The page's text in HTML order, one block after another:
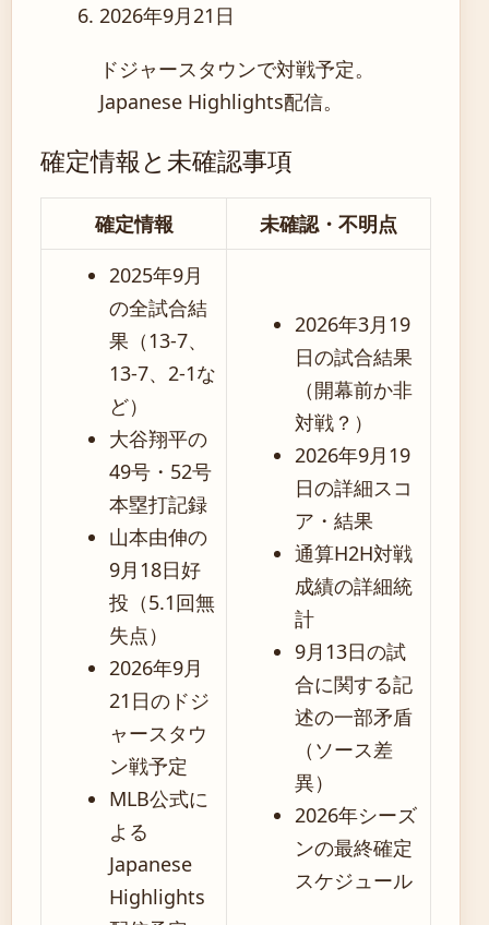
2026年9月21日
ドジャースタウンで対戦予定。
Japanese Highlights配信。
確定情報と未確認事項
確定情報
未確認・不明点
2025年9月
の全試合結
果（13-7、
13-7、2-1な
ど）
大谷翔平の
49号・52号
本塁打記録
山本由伸の
9月18日好
投（5.1回無
失点）
2026年9月
21日のドジ
ャースタウ
ン戦予定
MLB公式に
よる
Japanese
Highlights
2026年3月19
日の試合結果
（開幕前か非
対戦？）
2026年9月19
日の詳細スコ
ア・結果
通算H2H対戦
成績の詳細統
計
9月13日の試
合に関する記
述の一部矛盾
（ソース差
異）
2026年シーズ
ンの最終確定
スケジュール